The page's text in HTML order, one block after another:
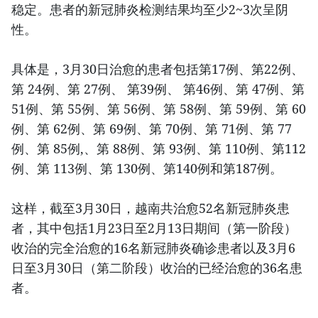
稳定。患者的新冠肺炎检测结果均至少2~3次呈阴
性。
具体是，3月30日治愈的患者包括第17例、第22例、
第 24例、第 27例、 第39例、 第46例、第 47例、第
51例、第 55例、第 56例、第 58例、第 59例、第 60
例、第 62例、第 69例、第 70例、第 71例、第 77
例、第 85例,、第 88例、第 93例、第 110例、第112
例、第 113例、第 130例、第140例和第187例。
这样，截至3月30日，越南共治愈52名新冠肺炎患
者，其中包括1月23日至2月13日期间（第一阶段）
收治的完全治愈的16名新冠肺炎确诊患者以及3月6
日至3月30日（第二阶段）收治的已经治愈的36名患
者。